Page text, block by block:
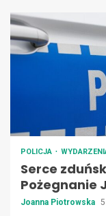
POLICJA
Serce
Pożegnanie
Joanna Piotrowska